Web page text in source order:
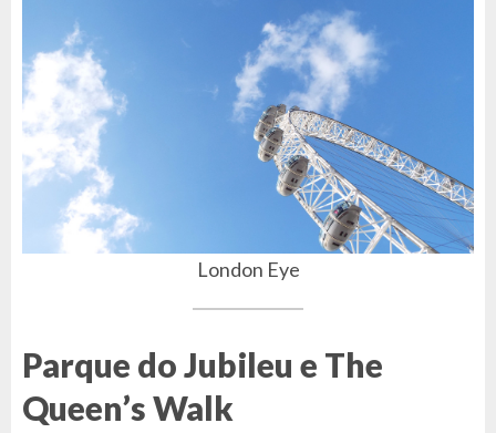
London Eye
Parque do Jubileu e The
Queen’s Walk